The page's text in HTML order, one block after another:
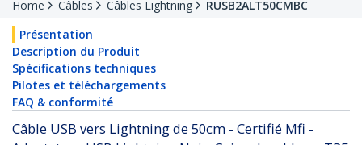
Home Câbles Câbles Lightning
RUSB2ALT50CMBC
Présentation
Description du Produit
Spécifications techniques
Pilotes et téléchargements
FAQ & conformité
Câble USB vers Lightning de 50cm - Certifié Mfi -